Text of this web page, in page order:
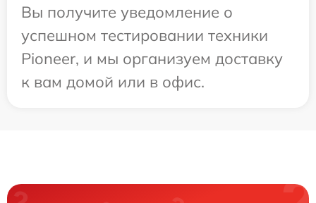
Вы получите уведомление о
успешном тестировании техники
Pioneer, и мы организуем доставку
к вам домой или в офис.